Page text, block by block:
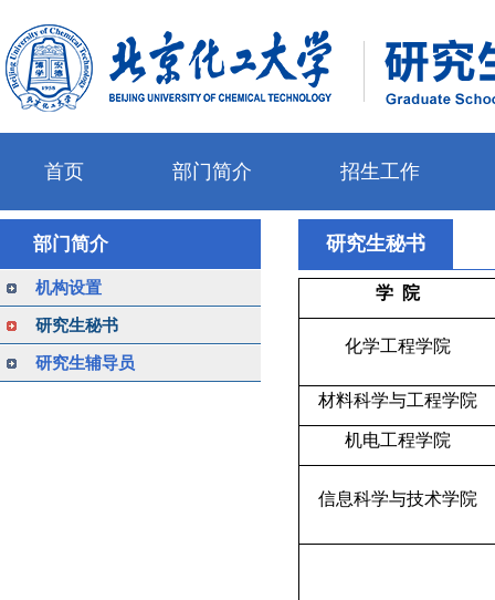
首页 部门简介 招生工作
部门简介
机构设置
研究生秘书
研究生辅导员
研究生秘书
学 院
化学工程学院
材料科学与工程学院
机电工程学院
信息科学与技术学院